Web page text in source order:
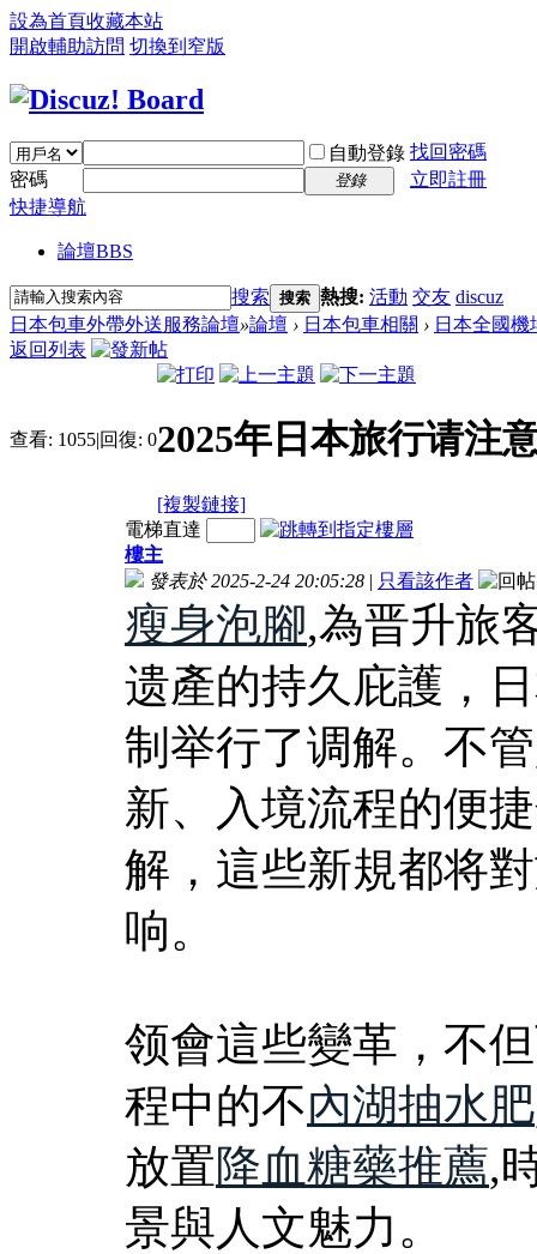
設為首頁收藏本站
開啟輔助訪問 切換到窄版
自動登錄 找回密碼
密碼
登錄
立即註冊
快捷導航
論壇BBS
搜索 搜索 熱搜: 活動 交友 discuz
日本包車外帶外送服務論壇»論壇 › 日本包車相關 › 日本全國機
返回列表
查看: 1055|回復: 02025年日本旅行请注
[複製鏈接]
電梯直達
樓主
發表於 2025-2-24 20:05:28 | 只看該作者
瘦身泡腳,為晋升旅
遗產的持久庇護，
制举行了调解。不
新、入境流程的便
解，這些新規都将
响。
领會這些變革，不
程中的不內湖抽水肥
放置降血糖藥推薦,
景與人文魅力。